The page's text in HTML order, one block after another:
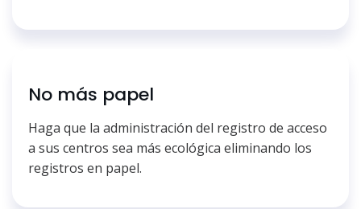
No más papel
Haga que la administración del registro de acceso
a sus centros sea más ecológica eliminando los
registros en papel.